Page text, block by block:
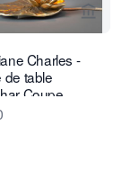
de LimburgVoir la
Charles -
de table
Coupe